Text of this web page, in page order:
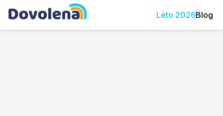
Léto 2026Blog